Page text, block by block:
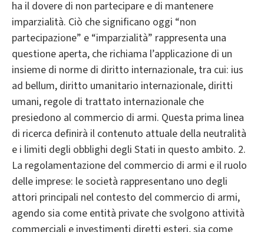
ha il dovere di non partecipare e di mantenere
imparzialità. Ciò che significano oggi “non
partecipazione” e “imparzialità” rappresenta una
questione aperta, che richiama l’applicazione di un
insieme di norme di diritto internazionale, tra cui: ius
ad bellum, diritto umanitario internazionale, diritti
umani, regole di trattato internazionale che
presiedono al commercio di armi. Questa prima linea
di ricerca definirà il contenuto attuale della neutralità
e i limiti degli obblighi degli Stati in questo ambito. 2.
La regolamentazione del commercio di armi e il ruolo
delle imprese: le società rappresentano uno degli
attori principali nel contesto del commercio di armi,
agendo sia come entità private che svolgono attività